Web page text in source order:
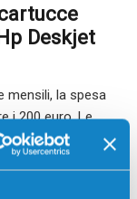
Deskjet
mensili, la spesa
i 200 euro. Le
questa cifra fino
Per chi desidera